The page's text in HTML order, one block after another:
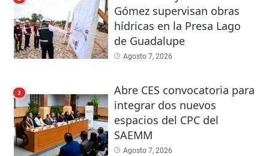
Gómez supervisan obras
hídricas en la Presa Lago
de Guadalupe
Agosto 7, 2026
3
Abre CES convocatoria para
integrar dos nuevos
espacios del CPC del
SAEMM
Agosto 7, 2026